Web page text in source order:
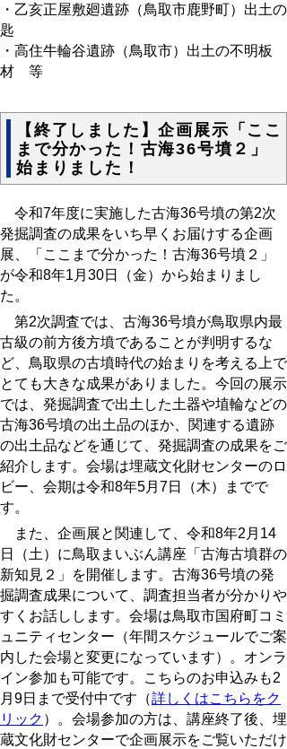
・乙亥正屋敷廻遺跡（鳥取市鹿野町）出土の
匙
・高住牛輪谷遺跡（鳥取市）出土の不明板
材 等
【終了しました】企画展示「ここ
まで分かった！古海36号墳２」
始まりました！
令和7年度に実施した古海36号墳の第2次
発掘調査の成果をいち早くお届けする企画
展、「ここまで分かった！古海36号墳２」
が令和8年1月30日（金）から始まりまし
た。
第2次調査では、古海36号墳が鳥取県内最
古級の前方後方墳であることが判明するな
ど、鳥取県の古墳時代の始まりを考える上で
とても大きな成果がありました。今回の展示
では、 発掘調査で出土した土器や埴輪などの
古海36号墳の出土品のほか、関連する遺跡
の出土品などを通じて、 発掘調査の成果をご
紹介します。 会場は埋蔵文化財センターのロ
ビー、会期は令和8年5月7日（木）までで
す。
また、企画展と関連して、令和8年2月14
日（土）に鳥取まいぶん講座「古海古墳群の
新知見２」を開催します。古海36号墳の発
掘調査成果について、 調査担当者が分かりや
すくお話しします。会場は鳥取市国府町コミ
ュニティセンター（年間スケジュールでご案
内した会場と変更になっています）。オンラ
イン参加も可能です。こちらのお申込みも2
月9日まで受付中です（詳しくはこちらをク
リック ）。会場参加の方は、講座終了後、埋
蔵文化財センターで企画展示をご覧いただけ